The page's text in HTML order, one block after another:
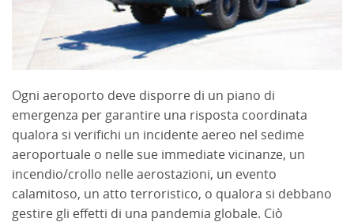
Ogni aeroporto deve disporre di un piano di
emergenza per garantire una risposta coordinata
qualora si verifichi un incidente aereo nel sedime
aeroportuale o nelle sue immediate vicinanze, un
incendio/crollo nelle aerostazioni, un evento
calamitoso, un atto terroristico, o qualora si debbano
gestire gli effetti di una pandemia globale. Ciò